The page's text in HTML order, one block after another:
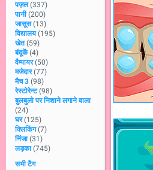
पज़ल (337)
पानी (200)
जासूस (13)
विद्यालय (195)
खेत (59)
बंदूकें (4)
वैम्पायर (50)
मजेदार (77)
मैच 3 (98)
रेस्टोरेन्ट (98)
बुलबुलो पर निशाने लगाने वाला
(24)
घर (125)
क्लिकिंग (7)
निंजा (31)
लड़का (745)
सभी टैग